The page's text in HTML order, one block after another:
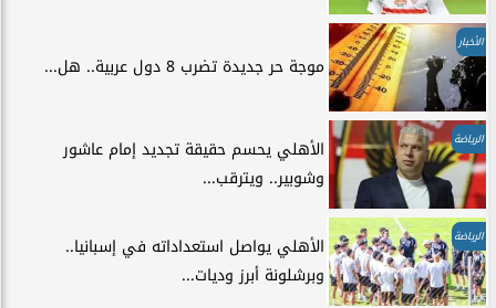
الأخبار
موجة حر جديدة تضرب 8 دول عربية.. هل...
الرياضة
الأهلي يحسم حقيقة تجديد إمام عاشور
وشوبير.. ويترقب...
الرياضة
الأهلي يواصل استعداداته في إسبانيا..
وبرشلونة أبرز وديات...